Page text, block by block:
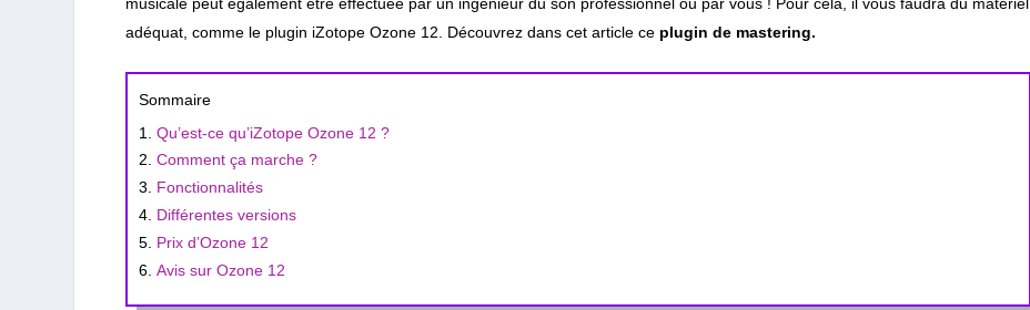
musicale peut également être effectuée par un ingénieur du son professionnel ou par vous ! Pour cela, il vous faudra du matériel
adéquat, comme le plugin iZotope Ozone 12. Découvrez dans cet article ce plugin de mastering.
Sommaire
Qu’est-ce qu’iZotope Ozone 12 ?
Comment ça marche ?
Fonctionnalités
Différentes versions
Prix d’Ozone 12
Avis sur Ozone 12